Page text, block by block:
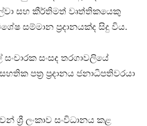
සහ කීර්තිමත් වෘත්තිකයෙකු
සම්මාන ප්‍රදානයක්ද සිදු විය.
සංසද තරගාවලියේ
පත්‍ර ප්‍රදානය ජනාධිපතිවරයා
ශ්‍රී ලංකාව සංවිධානය කළ